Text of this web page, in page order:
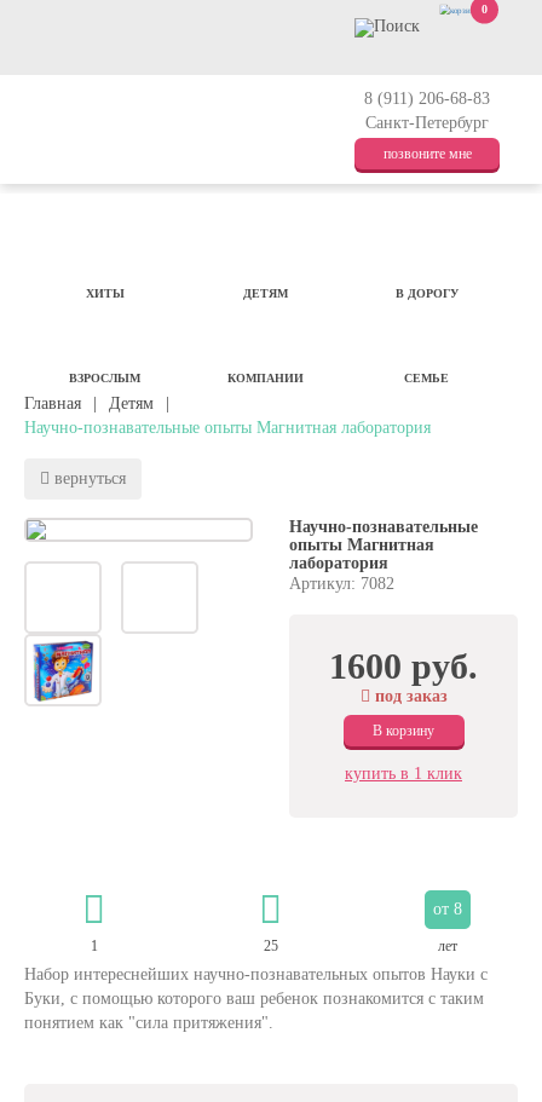
8 (911) 206-68-83
Санкт-Петербург
позвоните мне
0
ХИТЫ ДЕТЯМ В ДОРОГУ
ВЗРОСЛЫМ КОМПАНИИ СЕМЬЕ
Главная Детям
Научно-познавательные опыты Магнитная лаборатория
вернуться
Научно-познавательные
опыты Магнитная
лаборатория
Артикул: 7082
1600 руб.
под заказ
В корзину
купить в 1 клик
1 25
от 8
лет
Набор интереснейших научно-познавательных опытов Науки с
Буки, с помощью которого ваш ребенок познакомится с таким
понятием как "сила притяжения".